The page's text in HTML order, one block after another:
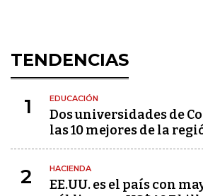
TENDENCIAS
1 EDUCACIÓN
Dos universidades de
las 10 mejores de la
2 HACIENDA
EE.UU. es el país con